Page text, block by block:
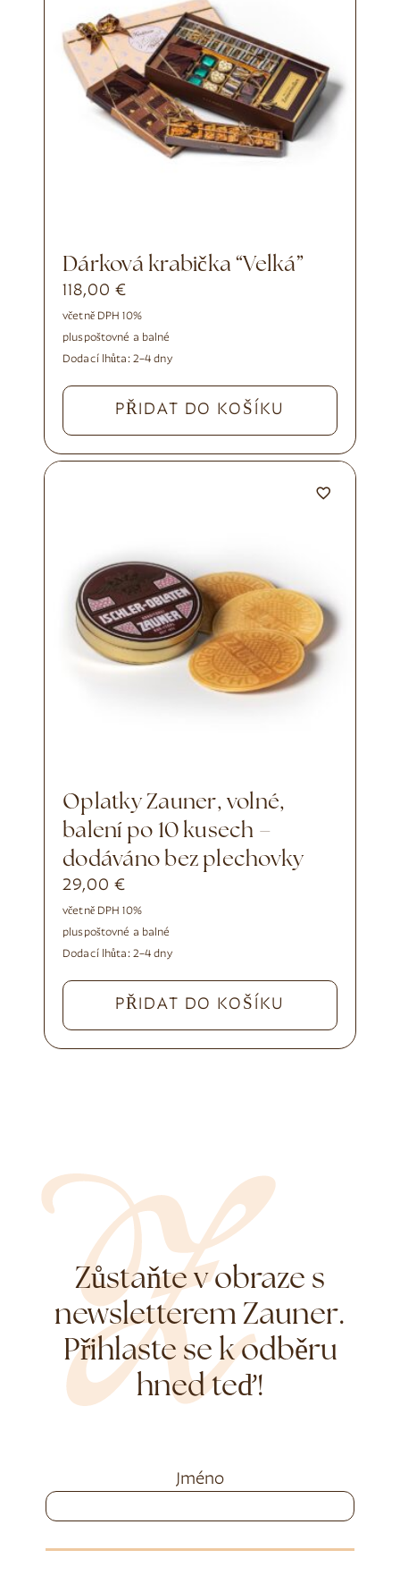
Dárková krabička “Velká”
118,00 €
včetně DPH 10%
pluspoštovné a balné
Dodací lhůta: 2–4 dny
PŘIDAT DO KOŠÍKU
Oplatky Zauner, volné,
balení po 10 kusech –
dodáváno bez plechovky
29,00 €
včetně DPH 10%
pluspoštovné a balné
Dodací lhůta: 2–4 dny
PŘIDAT DO KOŠÍKU
Zůstaňte v obraze s
newsletterem Zauner.
Přihlaste se k odběru
hned teď!
Jméno